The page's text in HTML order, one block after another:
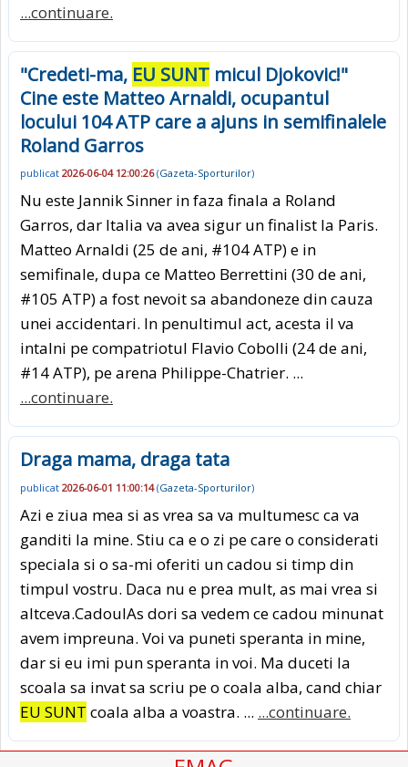
...continuare.
"Credeti-ma, EU SUNT micul Djokovic!"
Cine este Matteo Arnaldi, ocupantul
locului 104 ATP care a ajuns in semifinalele
Roland Garros
publicat 2026-06-04 12:00:26(Gazeta-Sporturilor)
Nu este Jannik Sinner in faza finala a Roland
Garros, dar Italia va avea sigur un finalist la Paris.
Matteo Arnaldi (25 de ani, #104 ATP) e in
semifinale, dupa ce Matteo Berrettini (30 de ani,
#105 ATP) a fost nevoit sa abandoneze din cauza
unei accidentari. In penultimul act, acesta il va
intalni pe compatriotul Flavio Cobolli (24 de ani,
#14 ATP), pe arena Philippe-Chatrier. ...
...continuare.
Draga mama, draga tata
publicat 2026-06-01 11:00:14(Gazeta-Sporturilor)
Azi e ziua mea si as vrea sa va multumesc ca va
ganditi la mine. Stiu ca e o zi pe care o considerati
speciala si o sa-mi oferiti un cadou si timp din
timpul vostru. Daca nu e prea mult, as mai vrea si
altceva.CadoulAs dori sa vedem ce cadou minunat
avem impreuna. Voi va puneti speranta in mine,
dar si eu imi pun speranta in voi. Ma duceti la
scoala sa invat sa scriu pe o coala alba, cand chiar
EU SUNT coala alba a voastra. ... ...continuare.